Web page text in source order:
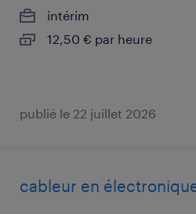
intérim
12,50 € par heure
publié le 22 juillet 2026
cableur en